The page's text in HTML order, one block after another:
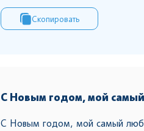
Скопировать
С Новым годом, мой
С Новым годом, мой самый